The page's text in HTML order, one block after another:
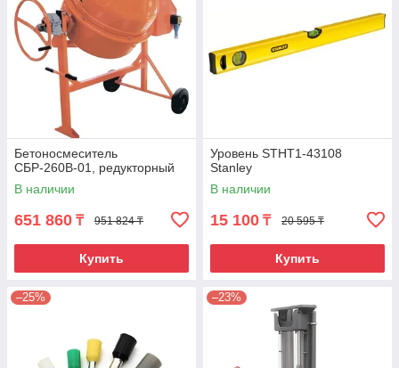
Бетоносмеситель
СБР-260В-01, редукторный
В наличии
651 860 ₸ 951 824 ₸
Купить
Уровень STHT1-43108
Stanley
В наличии
15 100 ₸ 20 595 ₸
Купить
–25% –23%